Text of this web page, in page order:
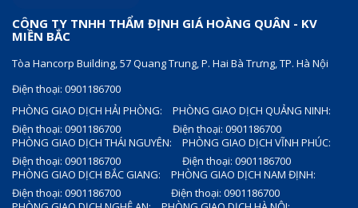
CÔNG TY TNHH THẨM ĐỊNH GIÁ HOÀNG QUÂN - KV
MIỀN BẮC
Tòa Hancorp Building, 57 Quang Trung, P. Hai Bà Trưng, TP. Hà Nội
Điện thoại: 0901186700
PHÒNG GIAO DỊCH HẢI PHÒNG:
Điện thoại: 0901186700
PHÒNG GIAO DỊCH QUẢNG NINH:
Điện thoại: 0901186700
PHÒNG GIAO DỊCH THÁI NGUYÊN:
Điện thoại: 0901186700
PHÒNG GIAO DỊCH VĨNH PHÚC:
Điện thoại: 0901186700
PHÒNG GIAO DỊCH BẮC GIANG:
Điện thoại: 0901186700
PHÒNG GIAO DỊCH NAM ĐỊNH:
Điện thoại: 0901186700